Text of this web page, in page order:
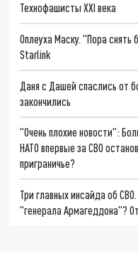
Технофашисты XXI века
Оплеуха Маску. "Пора снять
Starlink
Даня с Дашей спаслись от
закончились
"Очень плохие новости":
НАТО впервые за СВО
приграничье?
Три главных инсайда об
"генерала Армагеддона"?